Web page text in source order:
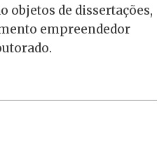
objetos de dissertações,
empreendedor